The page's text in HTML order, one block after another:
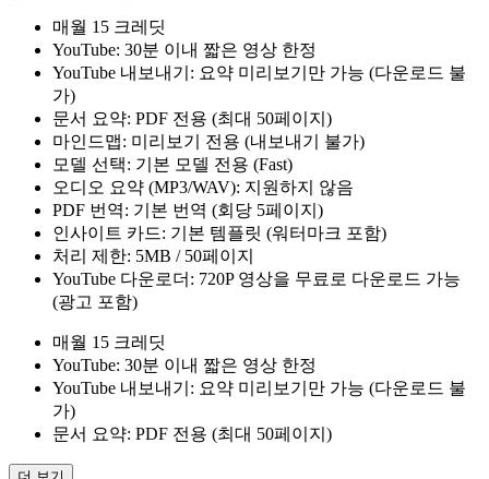
매월 15 크레딧
YouTube: 30분 이내 짧은 영상 한정
YouTube 내보내기: 요약 미리보기만 가능 (다운로드 불
가)
문서 요약: PDF 전용 (최대 50페이지)
마인드맵: 미리보기 전용 (내보내기 불가)
모델 선택: 기본 모델 전용 (Fast)
오디오 요약 (MP3/WAV): 지원하지 않음
PDF 번역: 기본 번역 (회당 5페이지)
인사이트 카드: 기본 템플릿 (워터마크 포함)
처리 제한: 5MB / 50페이지
YouTube 다운로더: 720P 영상을 무료로 다운로드 가능
(광고 포함)
매월 15 크레딧
YouTube: 30분 이내 짧은 영상 한정
YouTube 내보내기: 요약 미리보기만 가능 (다운로드 불
가)
문서 요약: PDF 전용 (최대 50페이지)